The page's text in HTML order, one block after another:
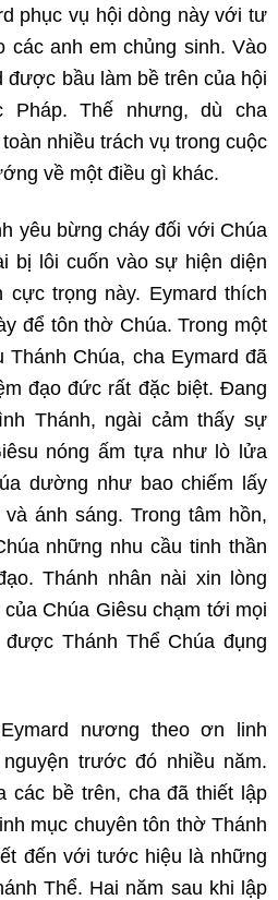
phục vụ hội dòng này với tư
các anh em chủng sinh. Vào
được bầu làm bề trên của hội
Pháp. Thế nhưng, dù cha
nhiều trách vụ trong cuộc
về một điều gì khác.
yêu bừng cháy đối với Chúa
bị lôi cuốn vào sự hiện diện
trọng này. Eymard thích
để tôn thờ Chúa. Trong một
Thánh Chúa, cha Eymard đã
đạo đức rất đặc biệt. Đang
Thánh, ngài cảm thấy sự
nóng ấm tựa như lò lửa
dường như bao chiếm lấy
ánh sáng. Trong tâm hồn,
những nhu cầu tinh thần
Thánh nhân nài xin lòng
Chúa Giêsu chạm tới mọi
Thánh Thể Chúa đụng
nương theo ơn linh
trước đó nhiều năm.
các bề trên, cha đã thiết lập
mục chuyên tôn thờ Thánh
đến với tước hiệu là những
Thể. Hai năm sau khi lập